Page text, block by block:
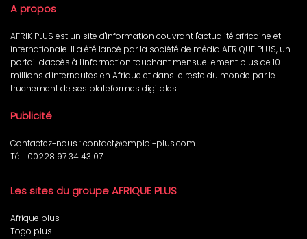
A propos
AFRIK PLUS est un site d'information couvrant l'actualité africaine et
internationale. Il a été lancé par la société de média AFRIQUE PLUS, un
portail d'accès à l'information touchant mensuellement plus de 10
millions d'internautes en Afrique et dans le reste du monde par le
truchement de ses plateformes digitales
Publicité
Contactez-nous :contact@emploi-plus.com
Tél : 00228 97 34 43 07
Les sites du groupe AFRIQUE PLUS
Afrique plus
Togo plus